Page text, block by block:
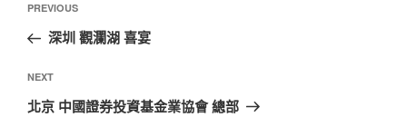
PREVIOUS
深圳 觀瀾湖 喜宴
NEXT
北京 中國證券投資基金業協會 總部